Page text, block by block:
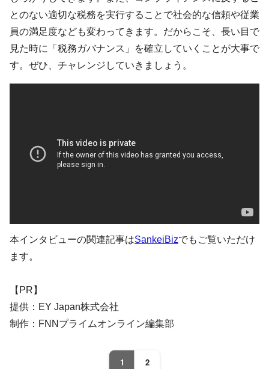
とのない適切な税務を実行することで社会的な信頼や従業
員の満足度なども変わってきます。だからこそ、長い目で
見た時に「税務ガバナンス」を確立していくことが大事で
す。ぜひ、チャレンジしていきましょう。
本インタビューの関連記事はSankeiBizでもご覧いただけ
ます。
【PR】
提供：EY Japan株式会社
制作：FNNプライムオンライン編集部
1 2